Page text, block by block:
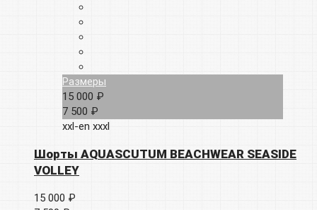
Размеры
15 000 ₽
7 500 ₽
xxl-en xxxl
Шорты AQUASCUTUM BEACHWEAR SEASIDE
VOLLEY
15 000 ₽